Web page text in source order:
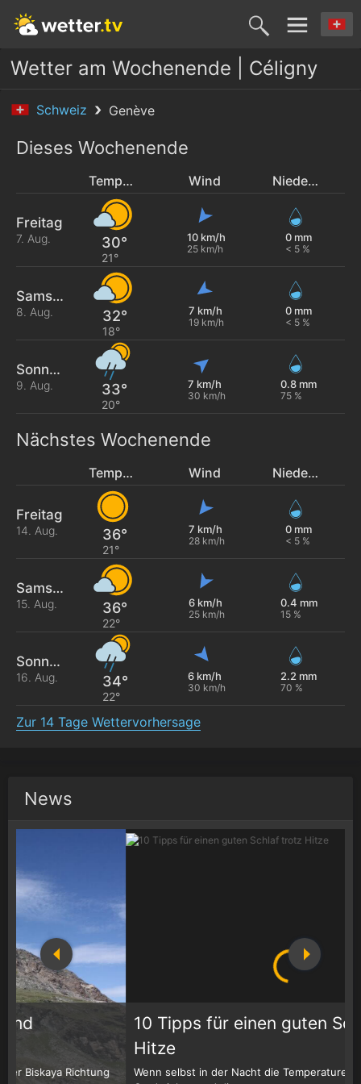
Wetter am Wochenende | Céligny
Schweiz Genève
Dieses Wochenende
Temperatur Wind Niederschlag
Freitag
7. Aug. 30°
21°
10 km/h
25 km/h
0 mm
< 5 %
Samstag
8. Aug. 32°
18°
7 km/h
19 km/h
0 mm
< 5 %
Sonntag
9. Aug. 33°
20°
7 km/h
30 km/h
0.8 mm
75 %
Nächstes Wochenende
Temperatur Wind Niederschlag
Freitag
14. Aug. 36°
21°
7 km/h
28 km/h
0 mm
< 5 %
Samstag
15. Aug. 36°
22°
6 km/h
25 km/h
0.4 mm
15 %
Sonntag
16. Aug. 34°
22°
6 km/h
30 km/h
2.2 mm
70 %
Zur 14 Tage Wettervorhersage
News
10 Tipps für einen guten Schlaf trotz
Hitze
Wenn selbst in der Nacht die Temperaturen nicht unter 20